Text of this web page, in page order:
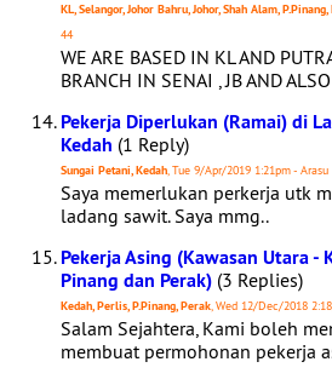
KL, Selangor, Johor Bahru, Johor, Shah Alam, P.Pinang,
44
WE ARE BASED IN KL AND
BRANCH IN SENAI , JB AND
Pekerja Diperlukan (Ramai) di
Kedah (1 Reply)
Sungai Petani, Kedah, Tue 9/Apr/2019 1:21pm - Arasu
Saya memerlukan perkerja utk
ladang sawit. Saya mmg..
Pekerja Asing (Kawasan Utara -
Pinang dan Perak) (3 Replies)
Kedah, Perlis, P.Pinang, Perak, Wed 12/Dec/2018
Salam Sejahtera, Kami boleh
membuat permohonan pekerja